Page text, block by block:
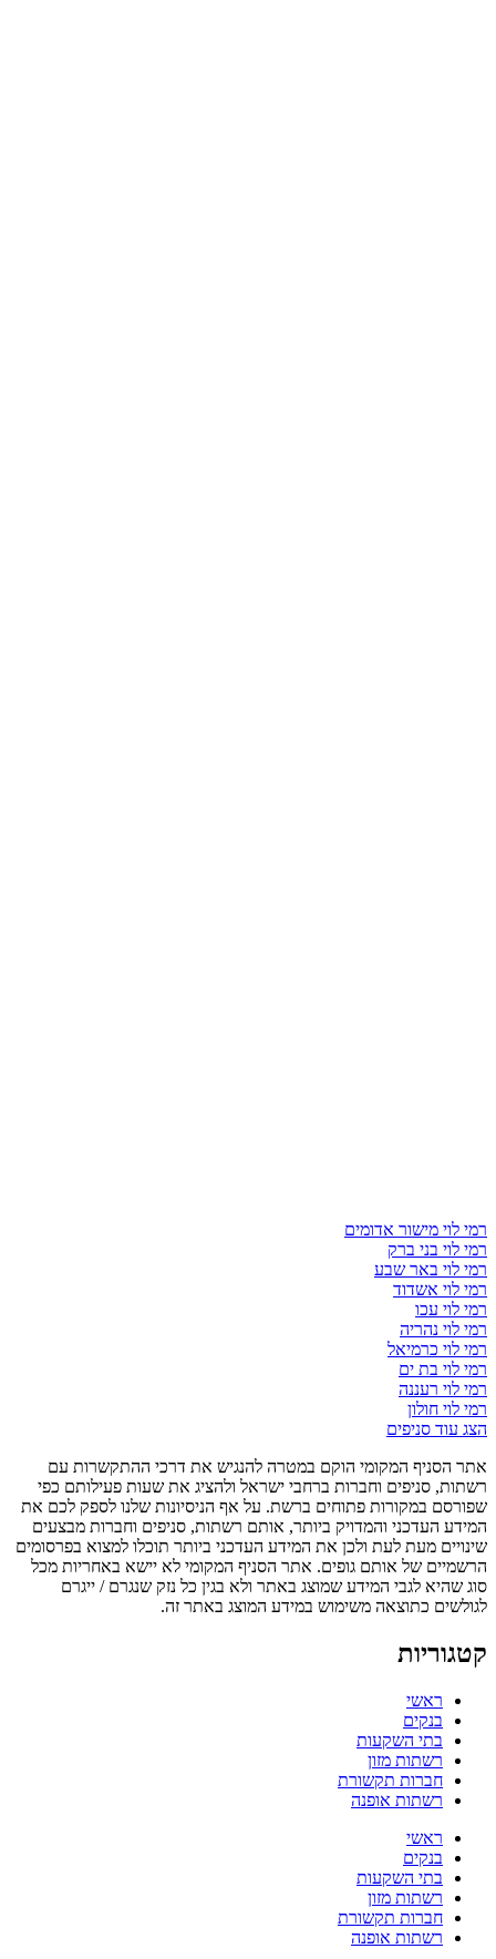
רמי לוי מישור אדומים
רמי לוי בני ברק
רמי לוי באר שבע
רמי לוי אשדוד
רמי לוי עכו
רמי לוי נהריה
רמי לוי כרמיאל
רמי לוי בת ים
רמי לוי רעננה
רמי לוי חולון
הצג עוד סניפים
אתר הסניף המקומי הוקם במטרה להנגיש את דרכי ההתקשרות עם
רשתות, סניפים וחברות ברחבי ישראל ולהציג את שעות פעילותם כפי
שפורסם במקורות פתוחים ברשת. על אף הניסיונות שלנו לספק לכם את
המידע העדכני והמדויק ביותר, אותם רשתות, סניפים וחברות מבצעים
שינויים מעת לעת ולכן את המידע העדכני ביותר תוכלו למצוא בפרסומים
הרשמיים של אותם גופים. אתר הסניף המקומי לא יישא באחריות מכל
סוג שהיא לגבי המידע שמוצג באתר ולא בגין כל נזק שנגרם / ייגרם
לגולשים כתוצאה משימוש במידע המוצג באתר זה.
קטגוריות
ראשי
בנקים
בתי השקעות
רשתות מזון
חברות תקשורת
רשתות אופנה
ראשי
בנקים
בתי השקעות
רשתות מזון
חברות תקשורת
רשתות אופנה